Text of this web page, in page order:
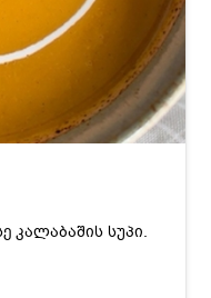
კალაბაშის სუპი.